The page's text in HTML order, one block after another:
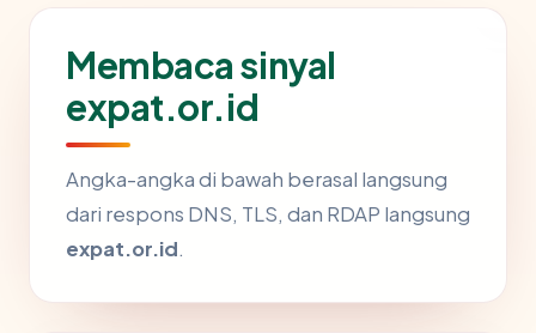
Membaca sinyal
expat.or.id
Angka-angka di bawah berasal langsung
dari respons DNS, TLS, dan RDAP langsung
expat.or.id.